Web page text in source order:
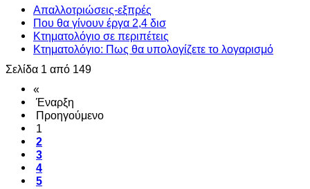
Απαλλοτριώσεις-εξπρές
Που θα γίνουν έργα 2,4 δισ
Κτηματολόγιο σε περιπέτεις
Κτηματολόγιο: Πως θα υπολογίζετε το λογαρισμό
Σελίδα 1 από 149
«
Έναρξη
Προηγούμενο
1
2
3
4
5